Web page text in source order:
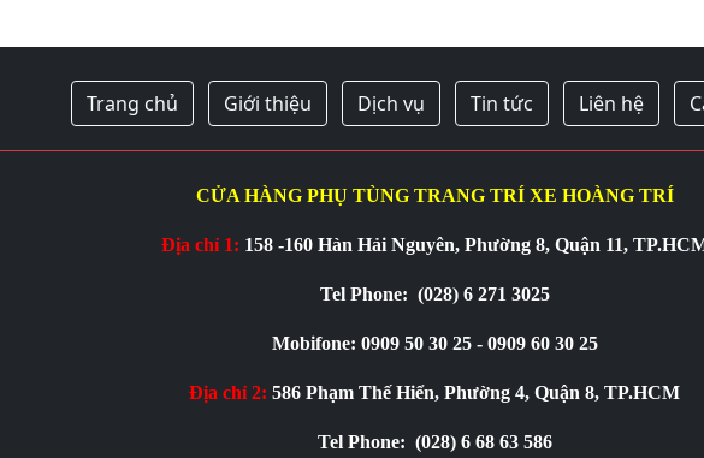
Trang chủ Giới thiệu Dịch vụ Tin tức Liên hệ
CỬA HÀNG PHỤ TÙNG TRANG TRÍ XE HOÀNG TRÍ
Địa chỉ 1: 158 -160 Hàn Hải Nguyên, Phường 8, Quận 11,
Tel Phone: (028) 6 271 3025
Mobifone: 0909 50 30 25 - 0909 60 30 25
Địa chỉ 2: 586 Phạm Thế Hiển, Phường 4, Quận 8, TP.HCM
Tel Phone: (028) 6 68 63 586